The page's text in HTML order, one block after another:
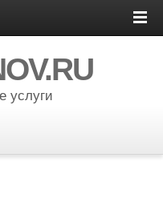
услуги